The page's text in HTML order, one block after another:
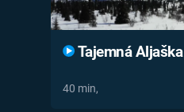
Tajemná Aljaška
40 min,